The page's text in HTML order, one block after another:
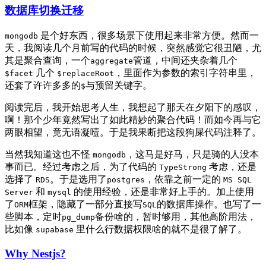
数据库切换迁移
mongodb 是个好东西，很多场景下使用起来非常方便。然而一
天，我阅读几个月前写的代码的时候，突然感觉它很丑陋，尤
其是聚合查询，一个aggregate管道，中间还夹杂着几个
$facet 几个 $replaceRoot ，里面作为参数的索引字符串里，
还套了许许多多的$与预留关键字。
阅读完后，我开始思考人生，我想起了那天在夕阳下的感叹，
啊！那个少年竟然写出了如此精妙的聚合代码！而如今再与它
两眼相望，竟无语凝噎。于是我果断把这段狗屎代码注释了。
当然我知道这也不怪 mongodb ，这马是好马，只是骑的人没本
事而已。经过考虑之后，为了代码的 TypeStrong 考虑，还是
选择了 RDS 。于是选用了 postgres ，依靠之前一定的 MS SQL
Server 和 mysql 的使用经验，还是非常好上手的。加上使用
了ORM框架，隐藏了一部分直接写SQL的数据库操作。也写了一
些脚本，定时pg_dump备份啥的，暂时够用，其他高阶用法，
比如像 supabase 里什么行数据权限啥的就不是很了解了。
Why Nestjs?